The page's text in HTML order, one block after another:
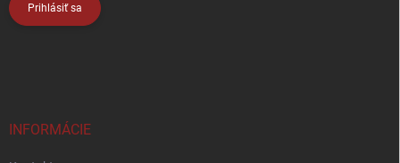
Prihlásiť sa
INFORMÁCIE